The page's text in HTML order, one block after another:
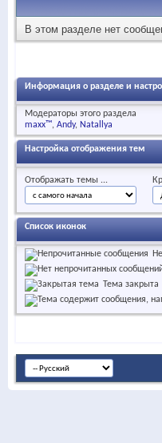
В этом разделе нет
Информация о разделе и
Модераторы этого раздела
maxx™ Andy Natallya
Настройка отображения тем
Отображать темы ...
Список иконок
Тема закрыта